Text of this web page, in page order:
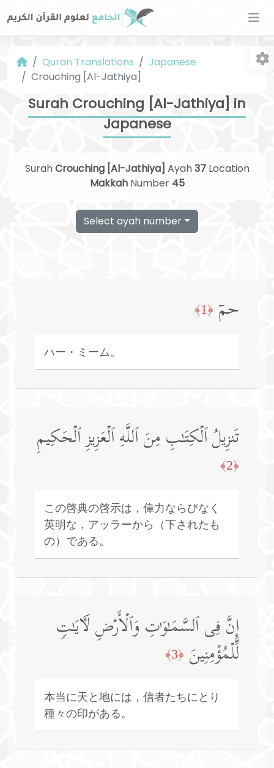
Quran Translations
Japanese
Crouching [Al-Jathiya]
Surah Crouching [Al-Jathiya] in
Japanese
SurahCrouching [Al-Jathiya] Ayah37Location
MakkahNumber 45
Select ayah number
حمۤ ﴿1﴾
ハー・ミーム。
تَنزِیلُ ٱلۡكِتَـٰبِ مِنَ ٱللَّهِ ٱلۡعَزِیزِ ٱلۡحَكِیمِ
﴿2﴾
この啓典の啓示は，偉力ならびなく
英明な，アッラーから（下されたも
の）である。
إِنَّ فِی ٱلسَّمَـٰوَ ٰ⁠تِ وَٱلۡأَرۡضِ لَـَٔایَـٰتࣲ
لِّلۡمُؤۡمِنِینَ ﴿3﴾
本当に天と地には，信者たちにとり
種々の印がある。